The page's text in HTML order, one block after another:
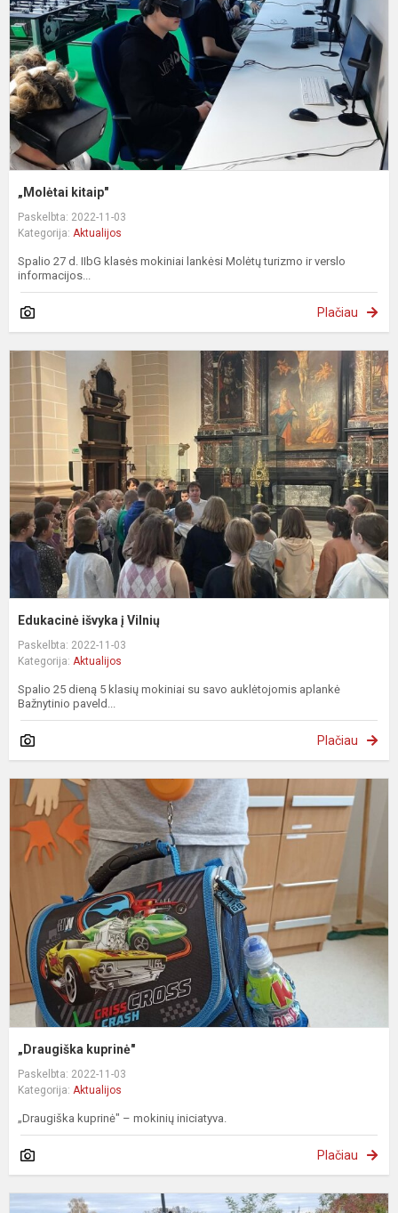
„Molėtai kitaip"
Paskelbta: 2022-11-03
Kategorija: Aktualijos
Spalio 27 d. IIbG klasės mokiniai lankėsi Molėtų turizmo ir verslo
informacijos...
Plačiau
Edukacinė išvyka į Vilnių
Paskelbta: 2022-11-03
Kategorija: Aktualijos
Spalio 25 dieną 5 klasių mokiniai su savo auklėtojomis aplankė
Bažnytinio paveld...
Plačiau
„Draugiška kuprinė"
Paskelbta: 2022-11-03
Kategorija: Aktualijos
„Draugiška kuprinė" – mokinių iniciatyva.
Plačiau